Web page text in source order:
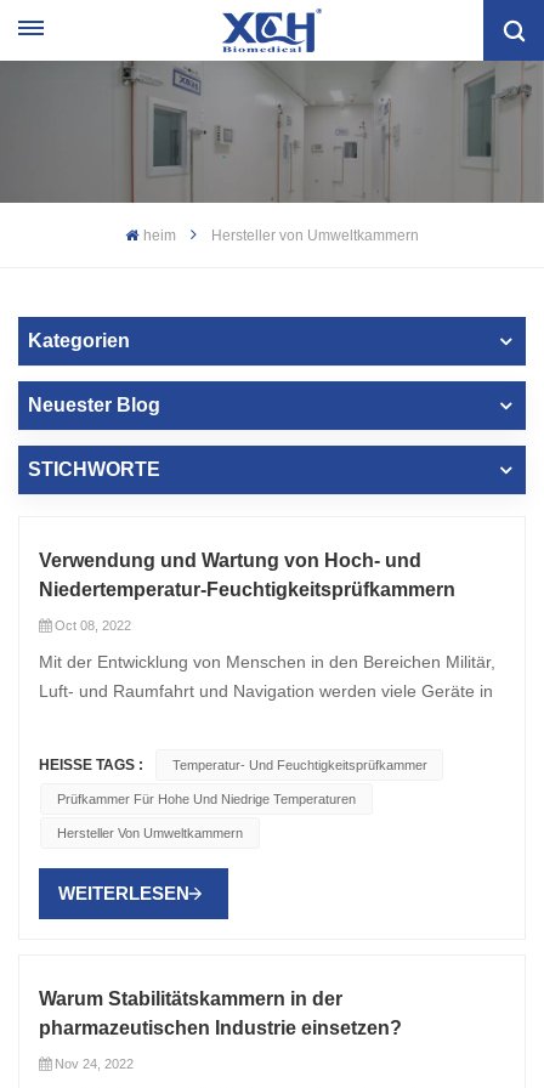
heim Hersteller von Umweltkammern
Kategorien
Neuester Blog
STICHWORTE
Verwendung und Wartung von Hoch- und
Niedertemperatur-Feuchtigkeitsprüfkammern
Oct 08, 2022
Mit der Entwicklung von Menschen in den Bereichen Militär,
Luft- und Raumfahrt und Navigation werden viele Geräte in
vor größere Herausforderungen gestellt. Die Stabilität des
Geräts hat einen wichtigen Einfluss auf den Betrieb des
Geräts. Die Hoch- und Niedertemperatur-
Feuchtigkeitsprüfkammer (im Folgenden als Hoch- und
Niedertemperatur-Feuchtigkeitsprüfkammer bezeichnet)
wird verwendet, um die Leistung von Materialien in Luft- und
Struktur und sein Arbeitsprinzip weisen einige
Besonderheiten auf. 1. Verwenden Sie eine Testkammer für
hohe und niedrige Temperaturen Vor der Durchführung von
HEISSE TAGS : Temperatur- Und Feuchtigkeitsprüfkammer
Prüfkammer Für Hohe Und Niedrige Temperaturen
Hersteller Von Umweltkammern
WEITERLESEN
Warum Stabilitätskammern in der
pharmazeutischen Industrie einsetzen?
Nov 24, 2022